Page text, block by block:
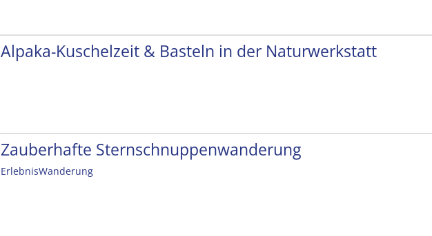
Alpaka-Kuschelzeit & Basteln in der Naturwerkstatt
Zauberhafte Sternschnuppenwanderung
ErlebnisWanderung